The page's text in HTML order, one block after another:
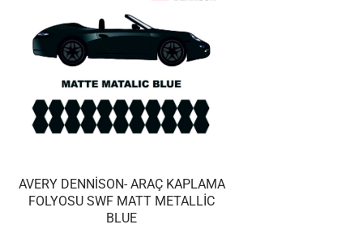
AVERY DENNISON- ARAÇ KAPLAMA
FOLYOSU SWF MATT METALLIC
BLUE